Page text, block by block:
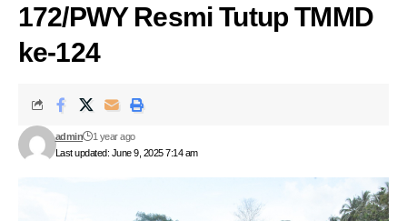
172/PWY Resmi Tutup TMMD
ke-124
Last updated: June 9, 2025 7:14 am
admin 1 year ago